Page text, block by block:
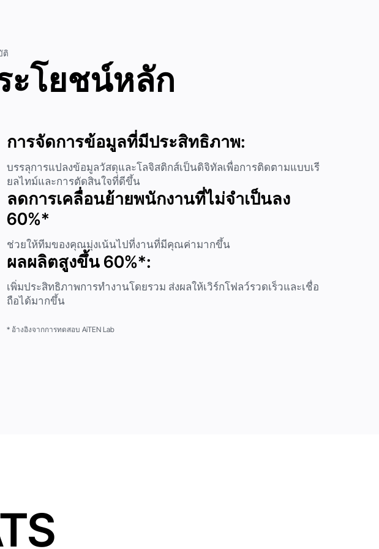
ติ
ะโยชน์หลัก
การจัดการข้อมูลที่มีประสิทธิภาพ:
บรรลุการแปลงข้อมูลวัสดุและโลจิสติกส์เป็นดิจิทัลเพื่อการติดตามแบบเรี
ยลไทม์และการตัดสินใจที่ดีขึ้น
ลดการเคลื่อนย้ายพนักงานที่ไม่จำเป็นลง
60%*
ช่วยให้ทีมของคุณมุ่งเน้นไปที่งานที่มีคุณค่ามากขึ้น
ผลผลิตสูงขึ้น 60%*:
เพิ่มประสิทธิภาพการทำงานโดยรวม ส่งผลให้เวิร์กโฟลว์รวดเร็วและเชื่อ
ถือได้มากขึ้น
* อ้างอิงจากการทดสอบ AiTEN Lab